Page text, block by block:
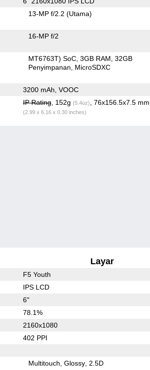
13-MP f/2.2(Utama)
16-MP f/2
MT6763T) SoC 3GB RAM 32GB
Penyimpanan
MicroSDXC
3200 mAh, VOOC
IP Rating, 152g (5.4oz) , 76x156.5x7.5 mm
(2.99 x 6.16 x 0.30 inches)
Layar
F5 Youth
IPS LCD
6"
78.1%
2160x1080
402 PPI
Multitouch Glossy 2.5D